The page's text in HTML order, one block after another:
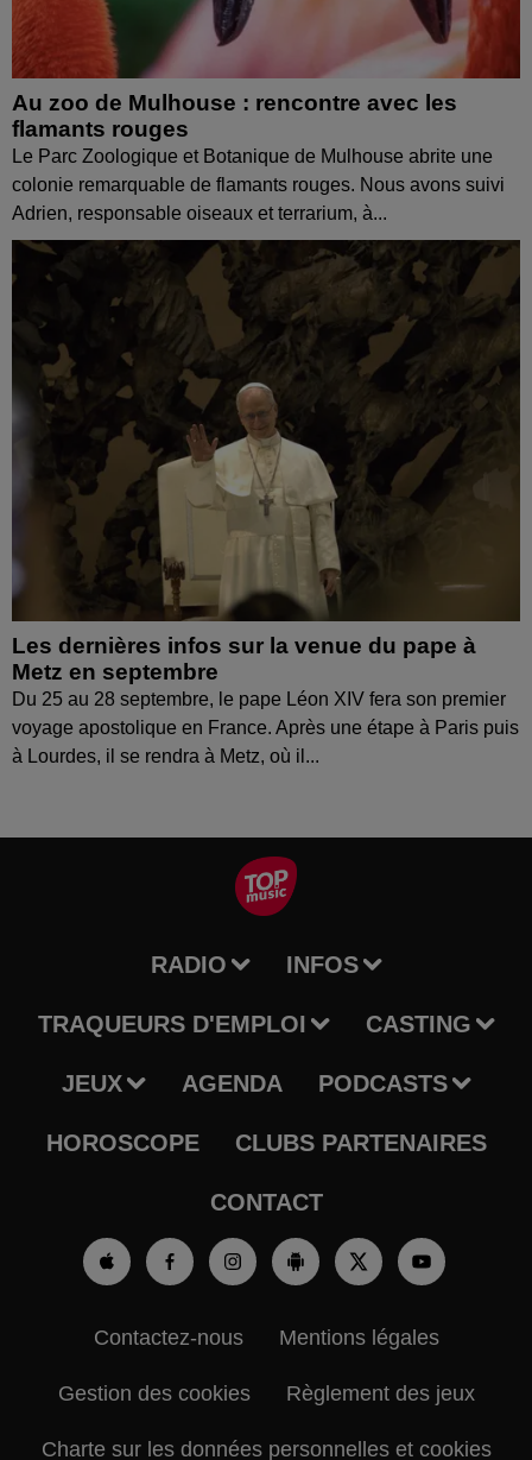
Au zoo de Mulhouse : rencontre avec les
flamants rouges
Le Parc Zoologique et Botanique de Mulhouse abrite une
colonie remarquable de flamants rouges. Nous avons suivi
Adrien, responsable oiseaux et terrarium, à...
Les dernières infos sur la venue du pape à
Metz en septembre
Du 25 au 28 septembre, le pape Léon XIV fera son premier
voyage apostolique en France. Après une étape à Paris puis
à Lourdes, il se rendra à Metz, où il...
RADIO INFOS
TRAQUEURS D'EMPLOI CASTING
JEUX AGENDA PODCASTS
HOROSCOPE CLUBS PARTENAIRES
CONTACT
Contactez-nous Mentions légales
Gestion des cookies Règlement des jeux
Charte sur les données personnelles et cookies